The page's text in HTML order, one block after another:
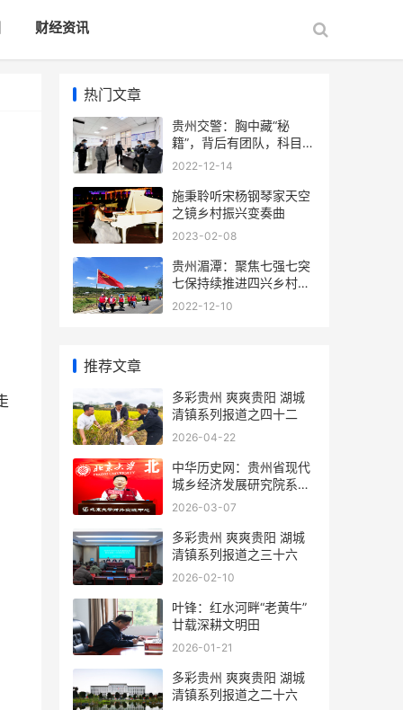
财经资讯
热门文章
贵州交警：胸中藏“秘
籍”，背后有团队，科目一
还怕考不过?
2022-12-14
施秉聆听宋杨钢琴家天空
之镜乡村振兴变奏曲
2023-02-08
贵州湄潭：聚焦七强七突
七保持续推进四兴乡村乡
风文明建设
2022-12-10
推荐文章
多彩贵州 爽爽贵阳 湖城
清镇系列报道之四十二
2026-04-22
中华历史网：贵州省现代
城乡经济发展研究院系列
报道之一
2026-03-07
多彩贵州 爽爽贵阳 湖城
清镇系列报道之三十六
2026-02-10
叶锋：红水河畔“老黄牛”
廿载深耕文明田
2026-01-21
多彩贵州 爽爽贵阳 湖城
清镇系列报道之二十六